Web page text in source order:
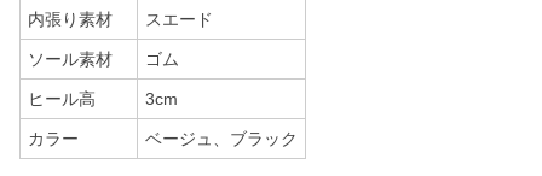
内張り素材 スエード
ソール素材 ゴム
ヒール高 3cm
カラー ベージュ、ブラック